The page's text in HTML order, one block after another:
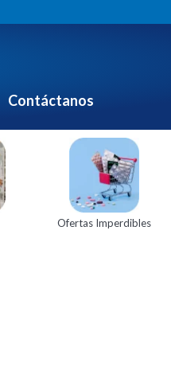
Contáctanos
Ofertas Imperdibles